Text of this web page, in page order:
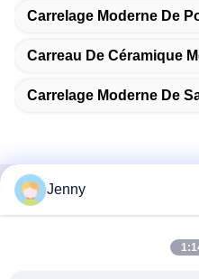
Carrelage Moderne De
Carreau De Céramique
Carrelage Moderne De
Contactez rapidement
Jenny